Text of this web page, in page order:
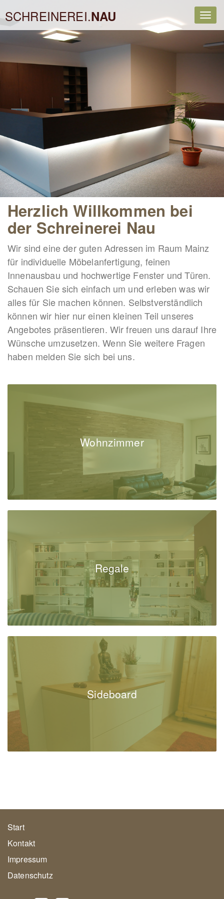
ein-/
SCHREINEREI.NAU
Herzlich Willkommen bei
der Schreinerei Nau
Wir sind eine der guten Adressen im Raum Mainz
für individuelle Möbelanfertigung, feinen
Innenausbau und hochwertige Fenster und Türen.
Schauen Sie sich einfach um und erleben was wir
alles für Sie machen können. Selbstverständlich
können wir hier nur einen kleinen Teil unseres
Angebotes präsentieren. Wir freuen uns darauf Ihre
Wünsche umzusetzen. Wenn Sie weitere Fragen
haben melden Sie sich bei uns.
Wohnzimmer
Regale
Sideboard
Start
Kontakt
Impressum
Datenschutz